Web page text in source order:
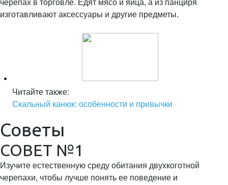
черепах в торговле. Едят мясо и яйца, а из панциря
изготавливают аксессуары и другие предметы.
Читайте также:
Скальный канюк: особенности и привычки
Советы
СОВЕТ №1
Изучите естественную среду обитания двухкоготной
черепахи, чтобы лучше понять ее поведение и